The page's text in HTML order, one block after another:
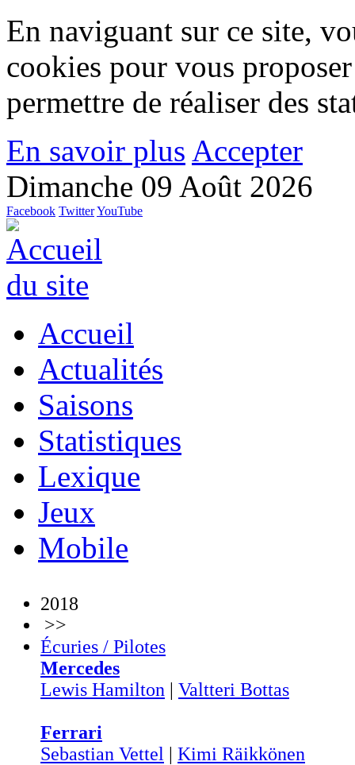
En naviguant sur ce site,
cookies pour vous
permettre de réaliser des
En savoir plus Accepter
Dimanche 09 Août 2026
Facebook TwitterYouTube
Accueil
Actualités
Saisons
Statistiques
Lexique
Jeux
Mobile
2018
>>
Écuries / Pilotes
Mercedes
Lewis Hamilton | Valtteri Bottas
Ferrari
Sebastian Vettel | Kimi Räikkönen